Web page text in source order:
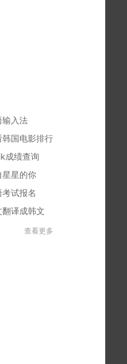
输入法
韩国电影排行
成绩查询
星星的你
考试报名
翻译成韩文
查看更多